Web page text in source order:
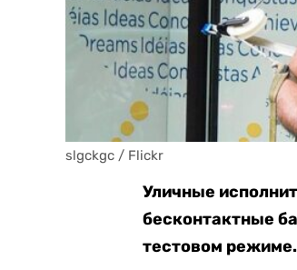
slgckgc / Flickr
Уличные
бесконтактные
тестовом